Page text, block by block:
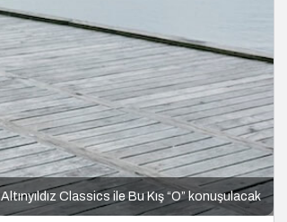
Altınyıldız Classics ile Bu Kış “O” konuşulacak